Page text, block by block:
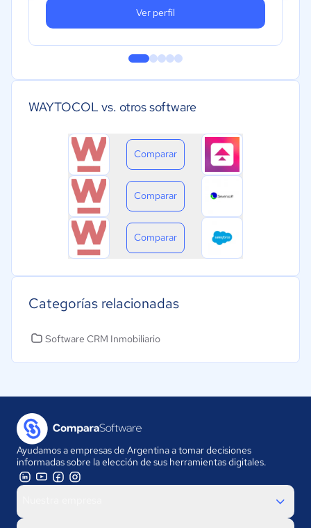
Ver perfil
WAYTOCOL vs. otros software
Comparar
Comparar
Comparar
Categorías relacionadas
Software CRM Inmobiliario
Ayudamos a empresas de Argentina a tomar decisiones
informadas sobre la elección de sus herramientas digitales.